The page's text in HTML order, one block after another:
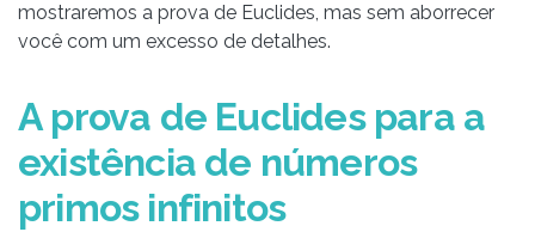
mostraremos a prova de Euclides, mas sem aborrecer
você com um excesso de detalhes.
A prova de Euclides para a
existência de números
primos infinitos